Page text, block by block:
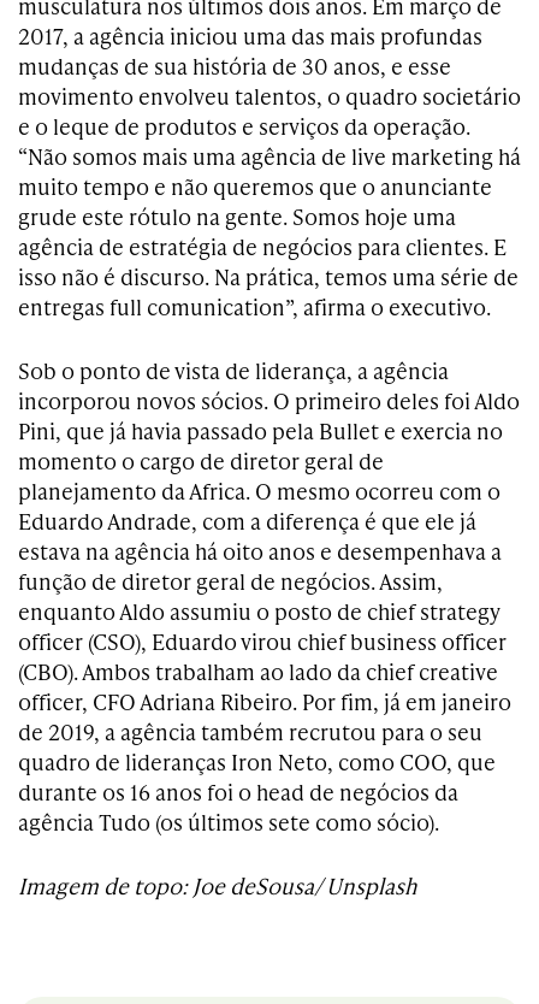
2017, a agência iniciou uma das mais profundas
mudanças de sua história de 30 anos, e esse
movimento envolveu talentos, o quadro societário
e o leque de produtos e serviços da operação.
“Não somos mais uma agência de live marketing há
muito tempo e não queremos que o anunciante
grude este rótulo na gente. Somos hoje uma
agência de estratégia de negócios para clientes. E
isso não é discurso. Na prática, temos uma série de
entregas full comunication”, afirma o executivo.
Sob o ponto de vista de liderança, a agência
incorporou novos sócios. O primeiro deles foi Aldo
Pini, que já havia passado pela Bullet e exercia no
momento o cargo de diretor geral de
planejamento da Africa. O mesmo ocorreu com o
Eduardo Andrade, com a diferença é que ele já
estava na agência há oito anos e desempenhava a
função de diretor geral de negócios. Assim,
enquanto Aldo assumiu o posto de chief strategy
officer (CSO), Eduardo virou chief business officer
(CBO). Ambos trabalham ao lado da chief creative
officer, CFO Adriana Ribeiro. Por fim, já em janeiro
de 2019, a agência também recrutou para o seu
quadro de lideranças Iron Neto, como COO, que
durante os 16 anos foi o head de negócios da
agência Tudo (os últimos sete como sócio).
Imagem de topo: Joe deSousa/ Unsplash